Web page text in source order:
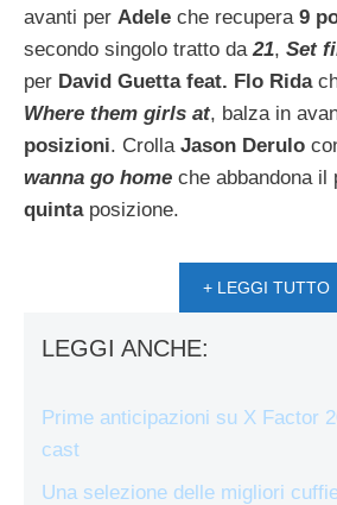
avanti per Adele che recupera 9
secondo singolo tratto da21, Set
per David Guetta feat. Flo Rida
Where them girls at, balza in
posizioni. Crolla Jason Derulo
wanna go home che abbandona il
quinta posizione.
+ LEGGI TUTTO
LEGGI ANCHE:
Prime anticipazioni su X Factor
cast
Una selezione delle migliori